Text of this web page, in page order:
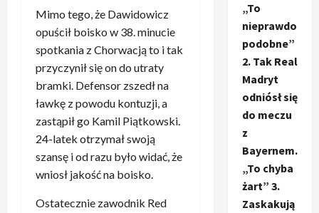
Mimo tego, że Dawidowicz
opuścił boisko w 38. minucie
spotkania z Chorwacją to i tak
przyczynił się on do utraty
bramki. Defensor zszedł na
ławkę z powodu kontuzji, a
zastąpił go Kamil Piątkowski.
24-latek otrzymał swoją
szansę i od razu było widać, że
wniosł jakość na boisko.
Ostatecznie zawodnik Red
„To
nieprawdo
podobne”
2. Tak Real
Madryt
odniósł się
do meczu
z
Bayernem.
„To chyba
żart” 3.
Zaskakują